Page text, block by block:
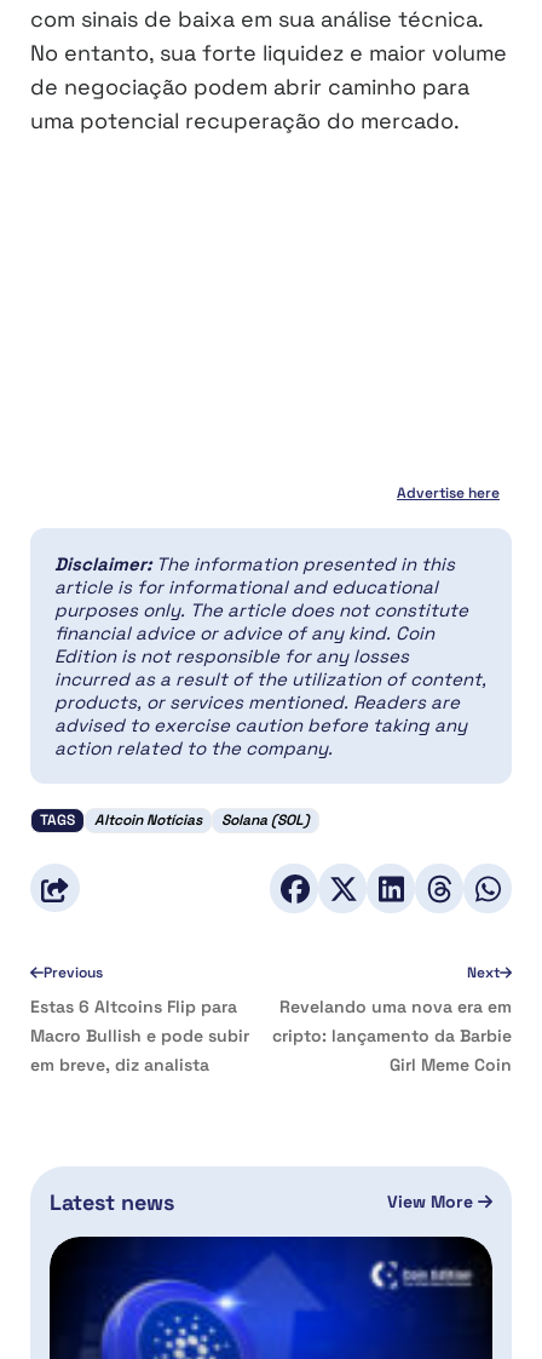
com sinais de baixa em sua análise técnica.
No entanto, sua forte liquidez e maior volume
de negociação podem abrir caminho para
uma potencial recuperação do mercado.
Advertise here
Disclaimer: The information presented in this
article is for informational and educational
purposes only. The article does not constitute
financial advice or advice of any kind. Coin
Edition is not responsible for any losses
incurred as a result of the utilization of content,
products, or services mentioned. Readers are
advised to exercise caution before taking any
action related to the company.
TAGS Altcoin Notícias Solana (SOL)
Previous
Estas 6 Altcoins Flip para
Macro Bullish e pode subir
em breve, diz analista
Next
Revelando uma nova era em
cripto: lançamento da Barbie
Girl Meme Coin
Latest news View More